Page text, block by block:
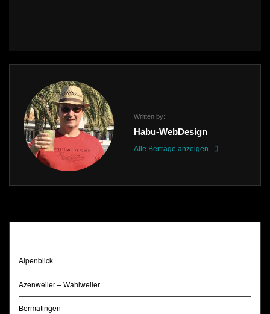
Written by:
Habu-WebDesign
Alle Beiträge anzeigen
Alpenblick
Azenweiler – Wahlweiler
Bermatingen